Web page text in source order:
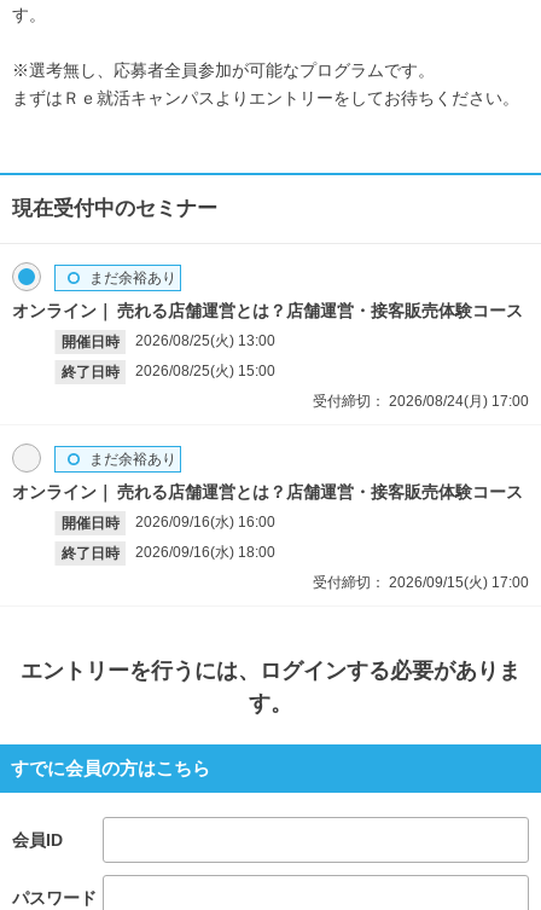
す。
※選考無し、応募者全員参加が可能なプログラムです。
まずはＲｅ就活キャンパスよりエントリーをしてお待ちください。
現在受付中のセミナー
オンライン 売れる店舗運営とは？店舗運営・接客販売体験コース
開催日時 2026/08/25(火) 13:00
終了日時
2026/08/25(火) 15:00
まだ余裕あり
受付締切： 2026/08/24(月) 17:00
オンライン 売れる店舗運営とは？店舗運営・接客販売体験コース
開催日時 2026/09/16(水) 16:00
終了日時
2026/09/16(水) 18:00
まだ余裕あり
受付締切： 2026/09/15(火) 17:00
エントリーを行うには、ログインする必要がありま
す。
すでに会員の方はこちら
会員ID
パスワード